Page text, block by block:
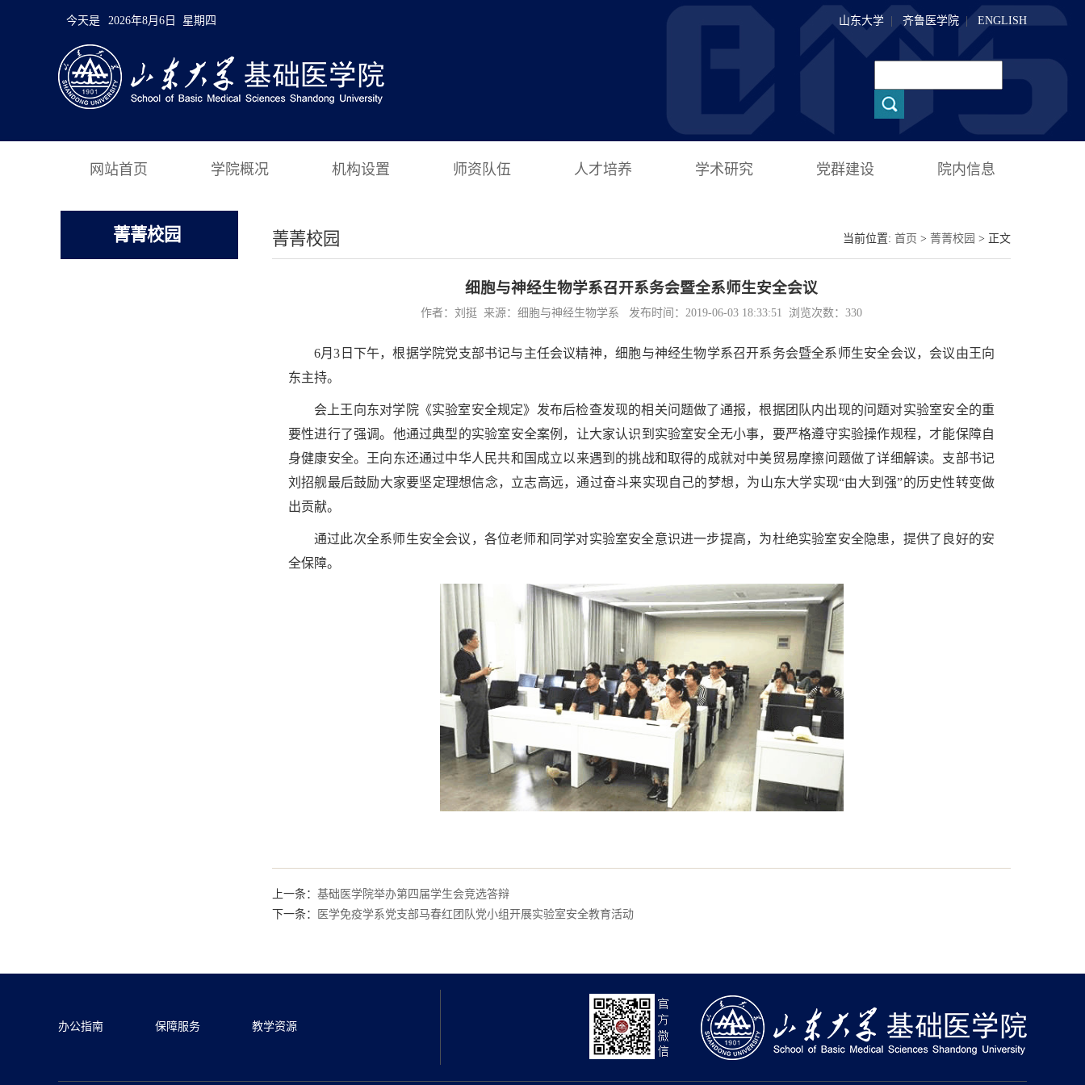
今天是 2026年8月6日 星期四 山东大学 齐鲁医学院 | ENGLISH
网站首页 学院概况 机构设置 师资队伍 人才培养 学术研究 党群建设 院内信息
菁菁校园 菁菁校园 当前位置: 首页 > 菁菁校园 > 正文
细胞与神经生物学系召开系务会暨全系师生安全会议
作者：刘挺 来源：细胞与神经生物学系 发布时间：2019-06-03 18:33:51 浏览次数： 330
6月3日下午，根据学院党支部书记与主任会议精神，细胞与神经生物学系召开系务会暨全系师生安全会议，会议由王向
东主持。
会上王向东对学院《实验室安全规定》发布后检查发现的相关问题做了通报，根据团队内出现的问题对实验室安全的重
要性进行了强调。他通过典型的实验室安全案例，让大家认识到实验室安全无小事，要严格遵守实验操作规程，才能保障自
身健康安全。王向东还通过中华人民共和国成立以来遇到的挑战和取得的成就对中美贸易摩擦问题做了详细解读。支部书记
刘招舰最后鼓励大家要坚定理想信念，立志高远，通过奋斗来实现自己的梦想，为山东大学实现“由大到强”的历史性转变做
出贡献。
通过此次全系师生安全会议，各位老师和同学对实验室安全意识进一步提高，为杜绝实验室安全隐患，提供了良好的安
全保障。
上一条： 基础医学院举办第四届学生会竞选答辩
下一条：
医学免疫学系党支部马春红团队党小组开展实验室安全教育活动
办公指南 保障服务 教学资源